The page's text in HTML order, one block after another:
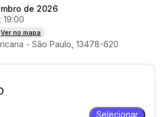
de 2026
19:00
Ver no mapa
- São Paulo, 13478-620
Selecionar